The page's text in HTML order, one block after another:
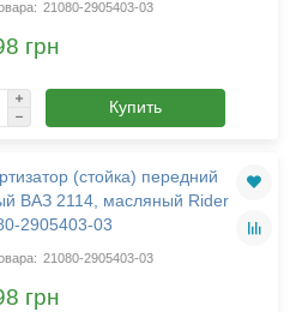
21080-2905403-03
грн
Купить
(стойка) передний
ВАЗ 2114, масляный Rider
2905403-03
21080-2905403-03
грн